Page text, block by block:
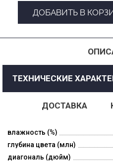
ДОБАВИТЬ В
ТЕХНИЧЕСКИЕ
ДОСТАВКА
влажность (%)
глубина цвета (млн)
диагональ (дюйм)